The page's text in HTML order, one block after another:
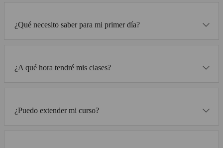
¿Qué necesito saber para mi primer día?
¿A qué hora tendré mis clases?
¿Puedo extender mi curso?